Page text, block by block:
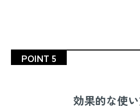
POINT 5
効果的な使